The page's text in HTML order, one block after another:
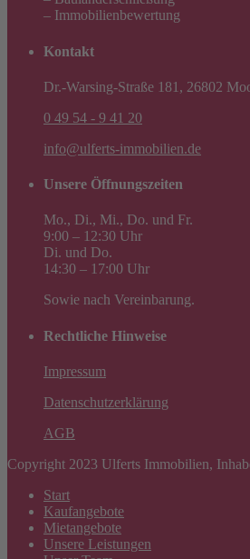
– Immobilienbewertung
Kontakt
Dr.-Warsing-Straße 181, 26802
0 49 54 - 9 41 20
info@ulferts-immobilien.de
Unsere Öffnungszeiten
Mo., Di., Mi., Do. und Fr.
9:00 – 12:30 Uhr
Di. und Do.
14:30 – 17:00 Uhr
Sowie nach Vereinbarung.
Rechtliche Hinweise
Impressum
Datenschutzerklärung
AGB
Copyright 2023 Ulferts Immobilien,
Start
Kaufangebote
Mietangebote
Unsere Leistungen